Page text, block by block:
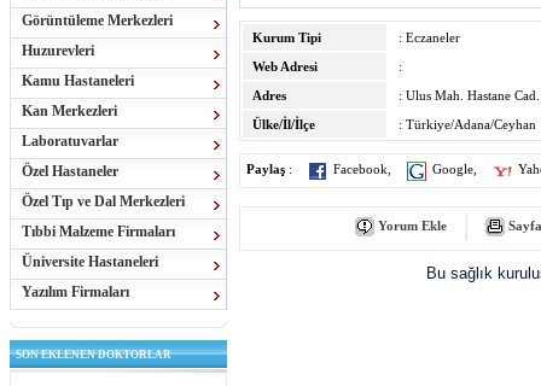
Görüntüleme Merkezleri
Huzurevleri
Kamu Hastaneleri
Kan Merkezleri
Laboratuvarlar
Özel Hastaneler
Özel Tıp ve Dal Merkezleri
Tıbbi Malzeme Firmaları
Üniversite Hastaneleri
Yazılım Firmaları
SON EKLENEN DOKTORLAR
Kurum Tipi
: Eczaneler
Web Adresi
:
Adres
: Ulus Mah. Hastane
Ülke/İl/İlçe
: Türkiye/Adana/Ceyhan
Paylaş : Facebook Google
Yorum Ekle
Bu sağlık